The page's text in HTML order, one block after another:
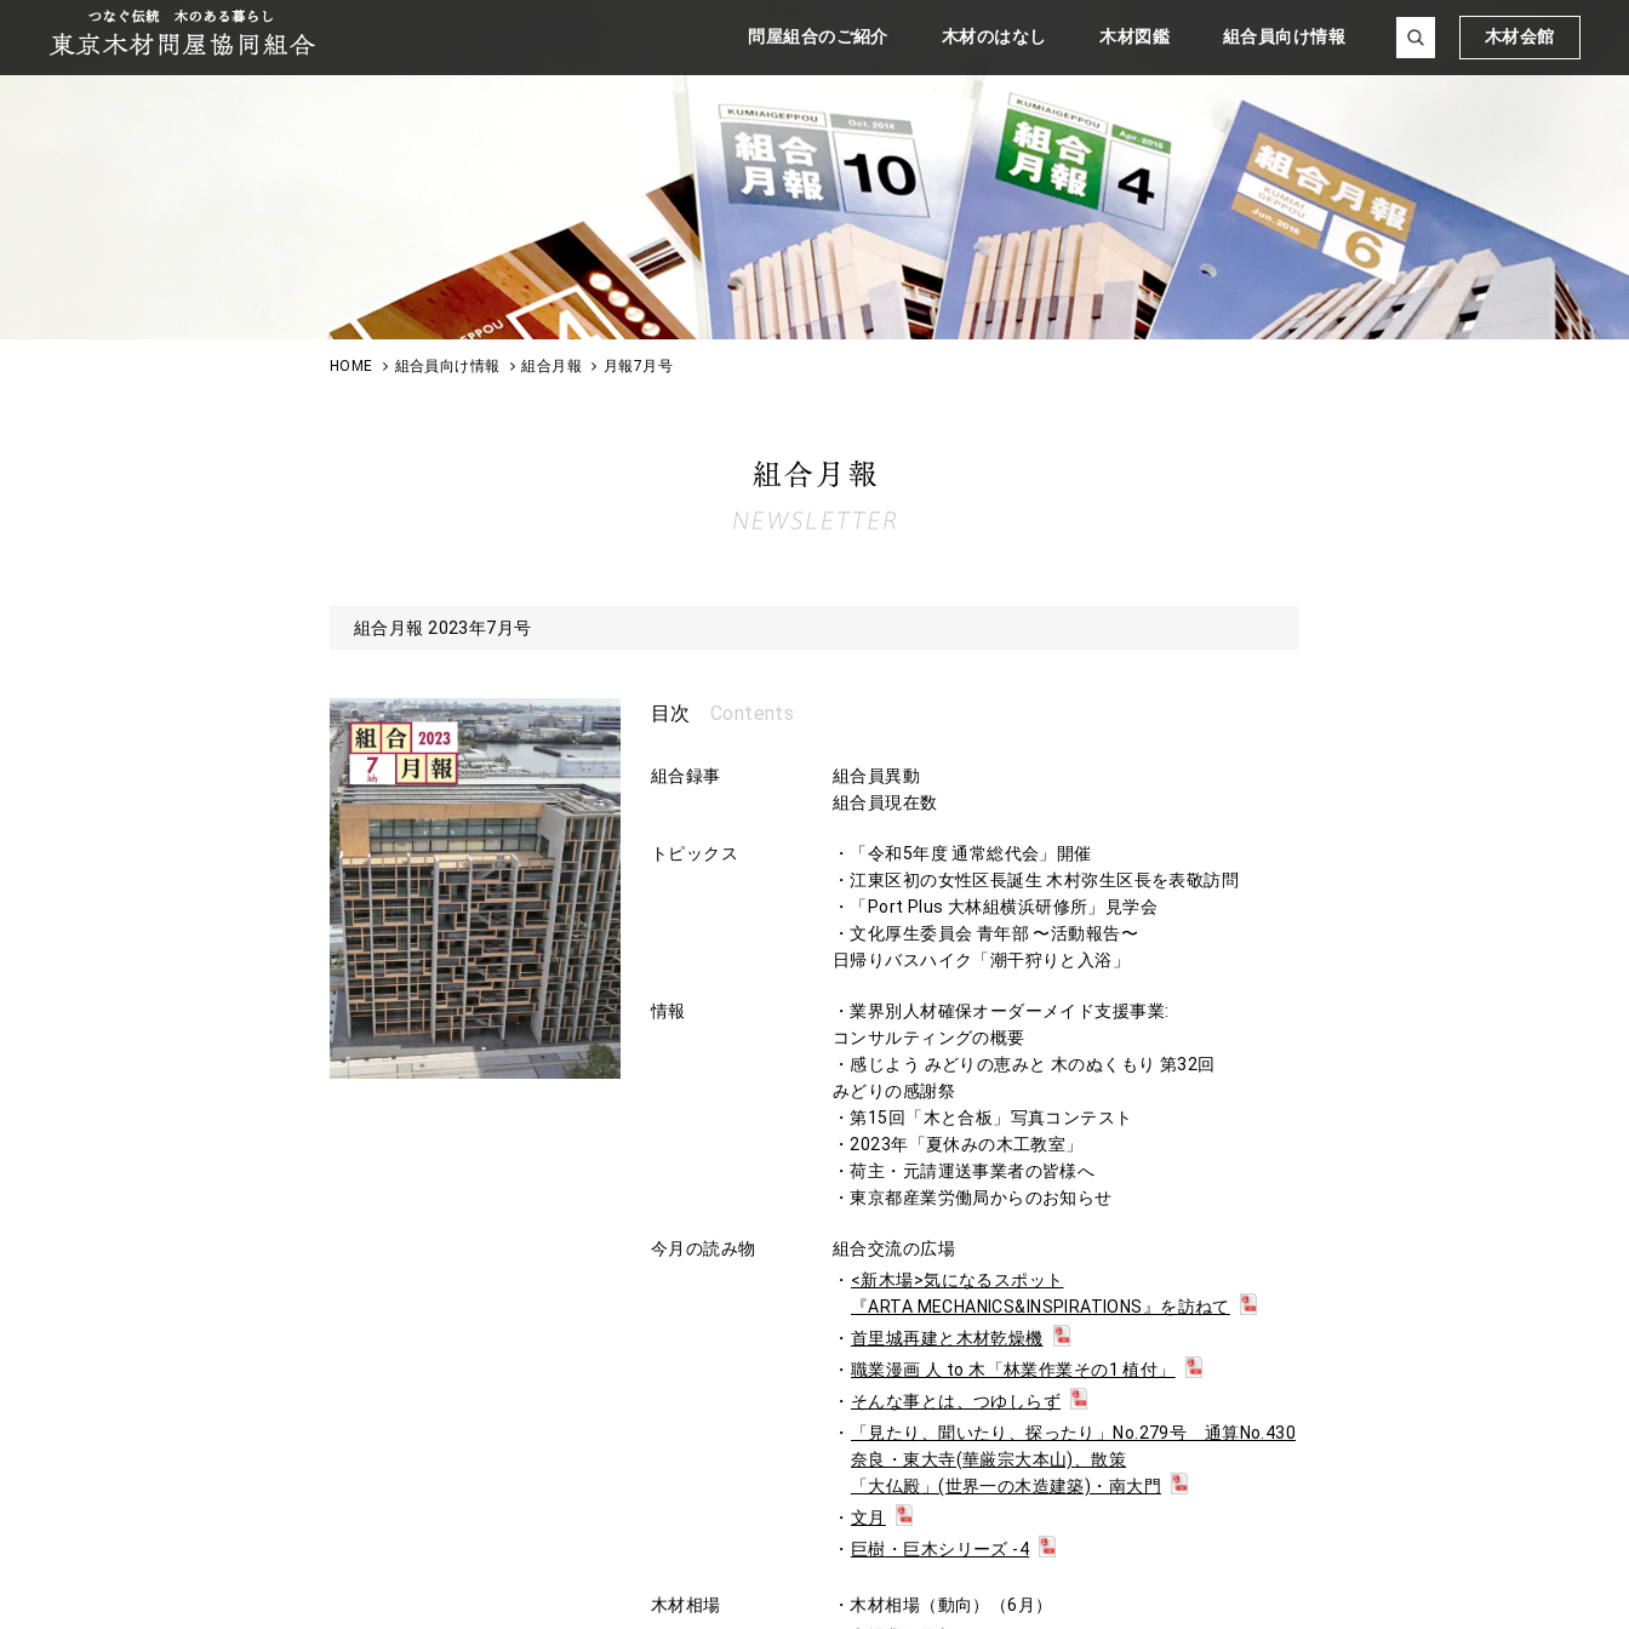
問屋組合のご紹介 木材のはなし 木材図鑑 組合員向け情報 木材会館
HOME 組合員向け情報 組合月報 月報7月号
組合月報 2023年7月号
目次 Contents
組合録事
組合員異動
組合員現在数
トピックス
・「令和5年度 通常総代会」開催
・江東区初の女性区長誕生 木村弥生区長を表敬訪問
・「Port Plus 大林組横浜研修所」見学会
・文化厚生委員会 青年部 〜活動報告〜
日帰りバスハイク「潮干狩りと入浴」
情報
・業界別人材確保オーダーメイド支援事業:
コンサルティングの概要
・感じよう みどりの恵みと 木のぬくもり 第32回
みどりの感謝祭
・第15回「木と合板」写真コンテスト
・2023年「夏休みの木工教室」
・荷主・元請運送事業者の皆様へ
・東京都産業労働局からのお知らせ
今月の読み物
組合交流の広場
<新木場>気になるスポット
『ARTA MECHANICS&INSPIRATIONS』を訪ねて
首里城再建と木材乾燥機
職業漫画 人 to 木「林業作業その1 植付」
そんな事とは、つゆしらず
「見たり、聞いたり、探ったり」No.279号 通算No.430
奈良・東大寺(華厳宗大本山)、散策
「大仏殿」(世界一の木造建築)・南大門
文月
巨樹・巨木シリーズ -4
木材相場
・木材相場（動向）（6月）